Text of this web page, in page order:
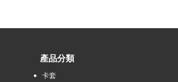
產品分類
卡套